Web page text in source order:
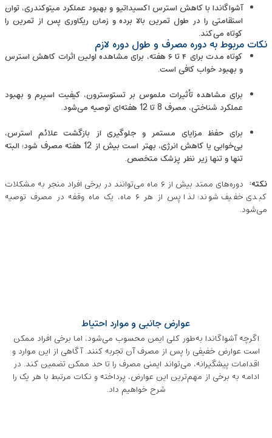
آشواگاندا با کاهش استرس اکسیداتیو و بهبود عملکرد میتوکندری، توان
استقامتی را در طول تمرین بالا برده و زمان ریکاوری پس از تمرین را
کوتاه می‌کند.
نکات مربوط به دوره مصرف و طول دوره لازم
کوتاه ‌مدت برای ۴ تا ۶ هفته، برای مشاهده اولین اثرات کاهش استرس
و بهبود خواب کافی است.
برای مشاهده تأثیرات ملموس بر تستوسترون، کیفیت اسپرم و بهبود
عملکرد شناختی، مصرف 8 تا 12 هفته‌ای توصیه می‌شود.
برای حفظ مزایای مستمر و جلوگیری از بازگشت علائم استرس،
بی‌خوابی یا کاهش انرژی، بهتر است بیش از 12 هفته مصرف شود؛ البته
تنها و تنها زیر نظر پزشک متخصص.
نکته:
دوره‌های ممتد بیش از ۶ ماه می‌توانند در برخی افراد منجر به مشکلات
کبدی خفیف شوند؛ لذا پس از هر ۶ ماه، یک ماه وقفه در مصرف توصیه
می‌شود.
عوارض جانبی و موارد احتیاط
اگرچه آشواگاندا به‌طور کلی ایمن محسوب می‌شود، اما برخی افراد ممکن
است عوارض خفیفی را پس از مصرف آن تجربه کنند. آگاهی از این موارد و
اقدامات پیشگیرانه، می‌تواند ایمنی مصرف را تا حد ممکن تضمین کند. در
ادامه به برخی از مهم‌ترین این عوارض، پرداخته و نکات مرتبط با هر یک را
شرح خواهیم داد.